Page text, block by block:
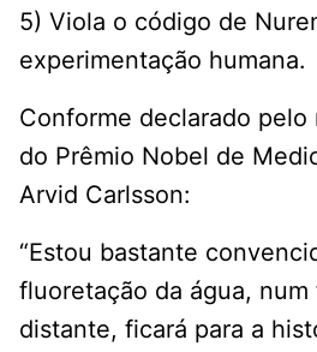
5) Viola o código de
experimentação humana.
Conforme declarado
do Prêmio Nobel de
Arvid Carlsson:
“Estou bastante
fluoretação da água,
distante, ficará para a